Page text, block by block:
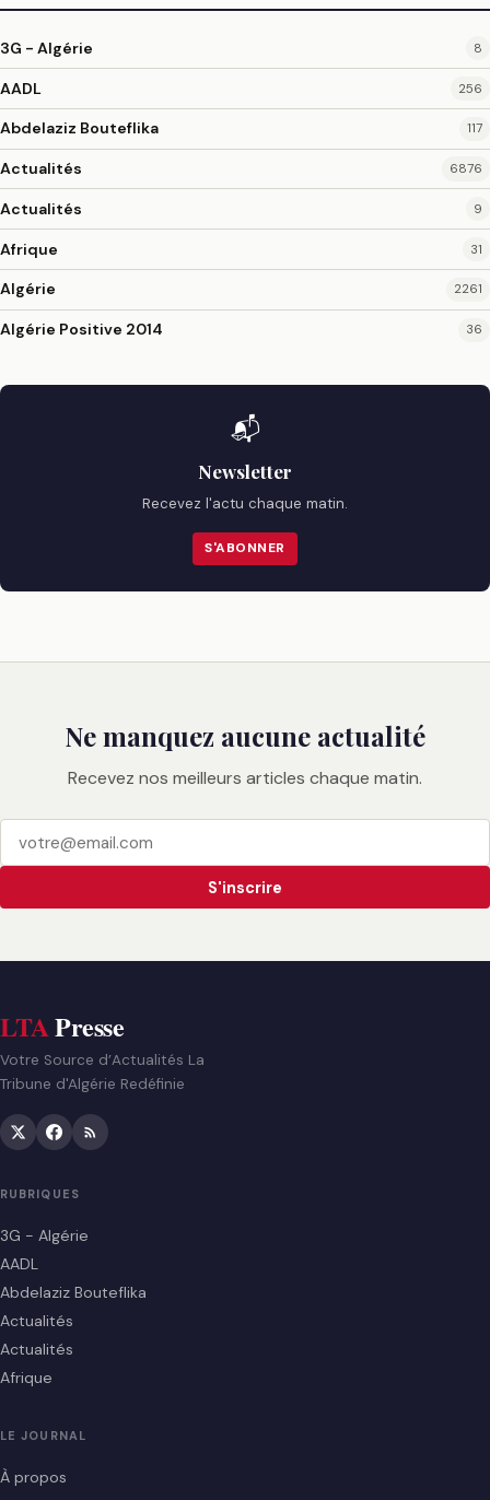
3G - Algérie 8
AADL 256
Abdelaziz Bouteflika 117
Actualités 6876
Actualités 9
Afrique 31
Algérie 2261
Algérie Positive 2014 36
📬
Newsletter
Recevez l'actu chaque matin.
S'ABONNER
Ne manquez aucune actualité
Recevez nos meilleurs articles chaque matin.
S'inscrire
LTAPresse
Votre Source d’Actualités La
Tribune d'Algérie Redéfinie
RUBRIQUES
3G - Algérie
AADL
Abdelaziz Bouteflika
Actualités
Actualités
Afrique
LE JOURNAL
À propos